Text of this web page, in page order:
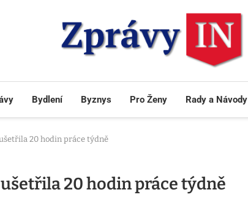
Bydlení Byznys Pro Ženy Rady a Návody
20 hodin práce týdně
ušetřila 20 hodin práce týdně